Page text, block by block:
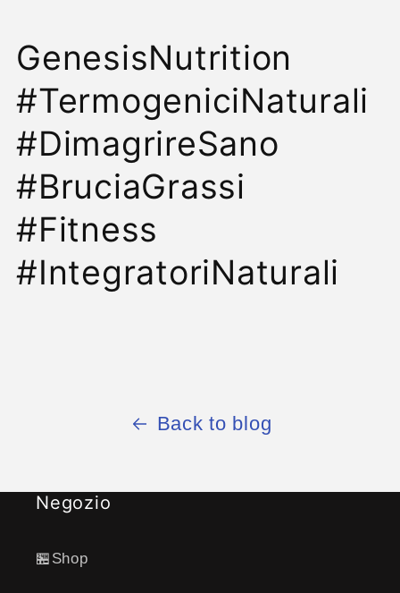
GenesisNutrition
#TermogeniciNaturali
#DimagrireSano
#BruciaGrassi
#Fitness
#IntegratoriNaturali
Back to blog
Negozio
🏪Shop